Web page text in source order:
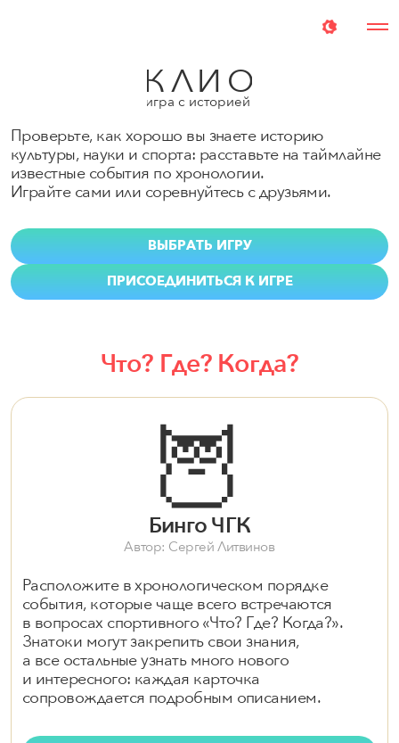
КЛИО
игра с историей
Проверьте, как хорошо вы знаете историю
культуры, науки и спорта: расставьте на таймлайне
известные события по хронологии.
Играйте сами или соревнуйтесь с друзьями.
ВЫБРАТЬ ИГРУ
ПРИСОЕДИНИТЬСЯ К ИГРЕ
Что? Где? Когда?
🦉
Бинго ЧГК
Автор: Сергей Литвинов
Расположите в хронологическом порядке
события, которые чаще всего встречаются
в вопросах спортивного «Что? Где? Когда?».
Знатоки могут закрепить свои знания,
а все остальные узнать много нового
и интересного: каждая карточка
сопровождается подробным описанием.